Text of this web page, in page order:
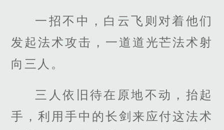
一招不中，白云飞则对着他们
发起法术攻击，一道道光芒法术射
向三人。
三人依旧待在原地不动，抬起
手，利用手中的长剑来应付这法术